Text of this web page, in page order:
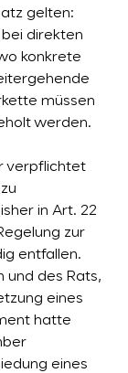
gelten:
direkten
konkrete
müssen
werden.
verpflichtet
in Art. 22
zur
entfallen.
und des Rats,
eines
hatte
eines